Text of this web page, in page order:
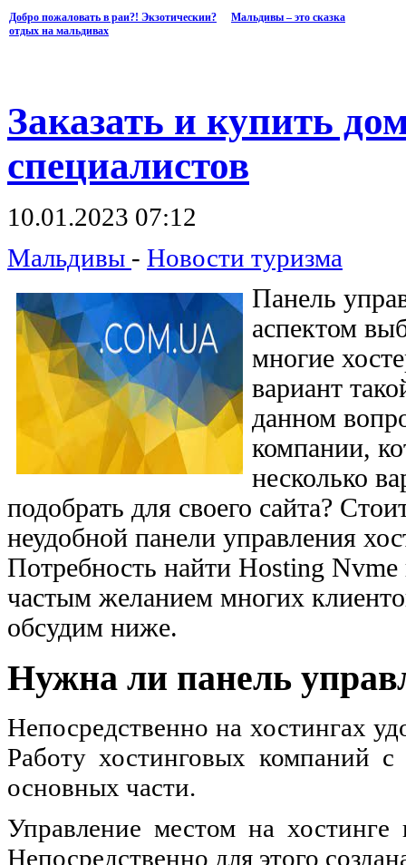
Добро пожаловать в раи?! Экзотическии?
отдых на мальдивах
Мальдивы – это сказка
Заказать и купить
специалистов
10.01.2023 07:12
Мальдивы - Новости туризма
Панель
аспектом
многие
вариант
данном
компании,
несколько
подобрать для своего сайта?
неудобной панели управления
Потребность найти Hosting
частым желанием многих
обсудим ниже.
Нужна ли панель
Непосредственно на хостингах
Работу хостинговых компаний
основных части.
Управление местом на
Непосредственно для этого